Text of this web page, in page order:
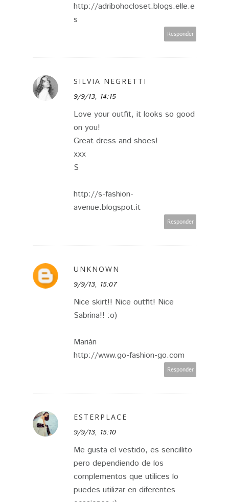
http://adribohocloset.blogs.elle.e
s
Responder
SILVIA NEGRETTI
9/9/13, 14:15
Love your outfit, it looks so good
on you!
Great dress and shoes!
xxx
S
http://s-fashion-
avenue.blogspot.it
Responder
UNKNOWN
9/9/13, 15:07
Nice skirt!! Nice outfit! Nice
Sabrina!! :o)
Marián
http://www.go-fashion-go.com
Responder
ESTERPLACE
9/9/13, 15:10
Me gusta el vestido, es sencillito
pero dependiendo de los
complementos que utilices lo
puedes utilizar en diferentes